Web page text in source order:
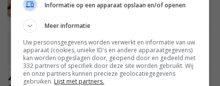
Sony: 3D niet mainstream tot 2012
30 DECEMBER 2009
DirecTV gaat 3D uitzenden in de VS
BEELD 29 DECEMBER 2009
Informatie op een apparaat opslaan en/of openen
Meer informatie
Uw persoonsgegevens worden verwerkt en informatie van uw
apparaat (cookies, unieke ID's en andere apparaatgegevens)
kan worden opgeslagen door, geopend door en gedeeld met
332 partners of specifiek door deze site worden gebruikt. Wij
en onze partners kunnen precieze geolocatiegegevens
gebruiken. Lijst met partners.